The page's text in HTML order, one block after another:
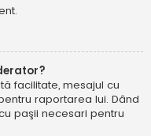
facilitate, mesajul cu
raportarea lui. Dând
paşii necesari pentru